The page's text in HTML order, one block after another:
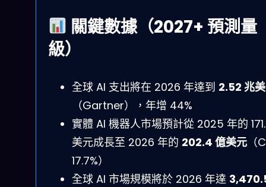
關鍵數據（2027+ 預測量
級）
全球 AI 支出將在 2026 年達到 2.52 兆
（Gartner），年增 44%
實體 AI 機器人市場預計從 2025 年的
美元成長至 2026 年的 202.4 億美元 （
17.7%）
全球 AI 市場規模將於 2026 年達